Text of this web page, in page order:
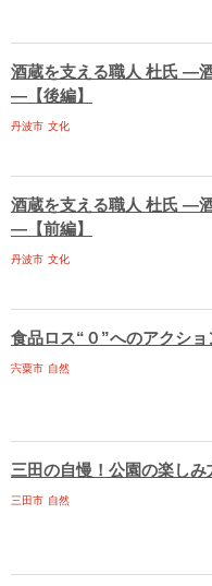
酒蔵を支える職人 杜氏 ―
―【後編】
丹波市 文化
酒蔵を支える職人 杜氏 ―
―【前編】
丹波市 文化
食品ロス“０”へのアクショ
宍粟市 自然
三田の自慢！公園の楽しみ
三田市 自然